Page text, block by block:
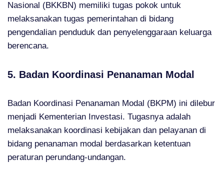
Nasional (BKKBN) memiliki tugas pokok untuk
melaksanakan tugas pemerintahan di bidang
pengendalian penduduk dan penyelenggaraan keluarga
berencana.
5. Badan Koordinasi Penanaman Modal
Badan Koordinasi Penanaman Modal (BKPM) ini dilebur
menjadi Kementerian Investasi. Tugasnya adalah
melaksanakan koordinasi kebijakan dan pelayanan di
bidang penanaman modal berdasarkan ketentuan
peraturan perundang-undangan.